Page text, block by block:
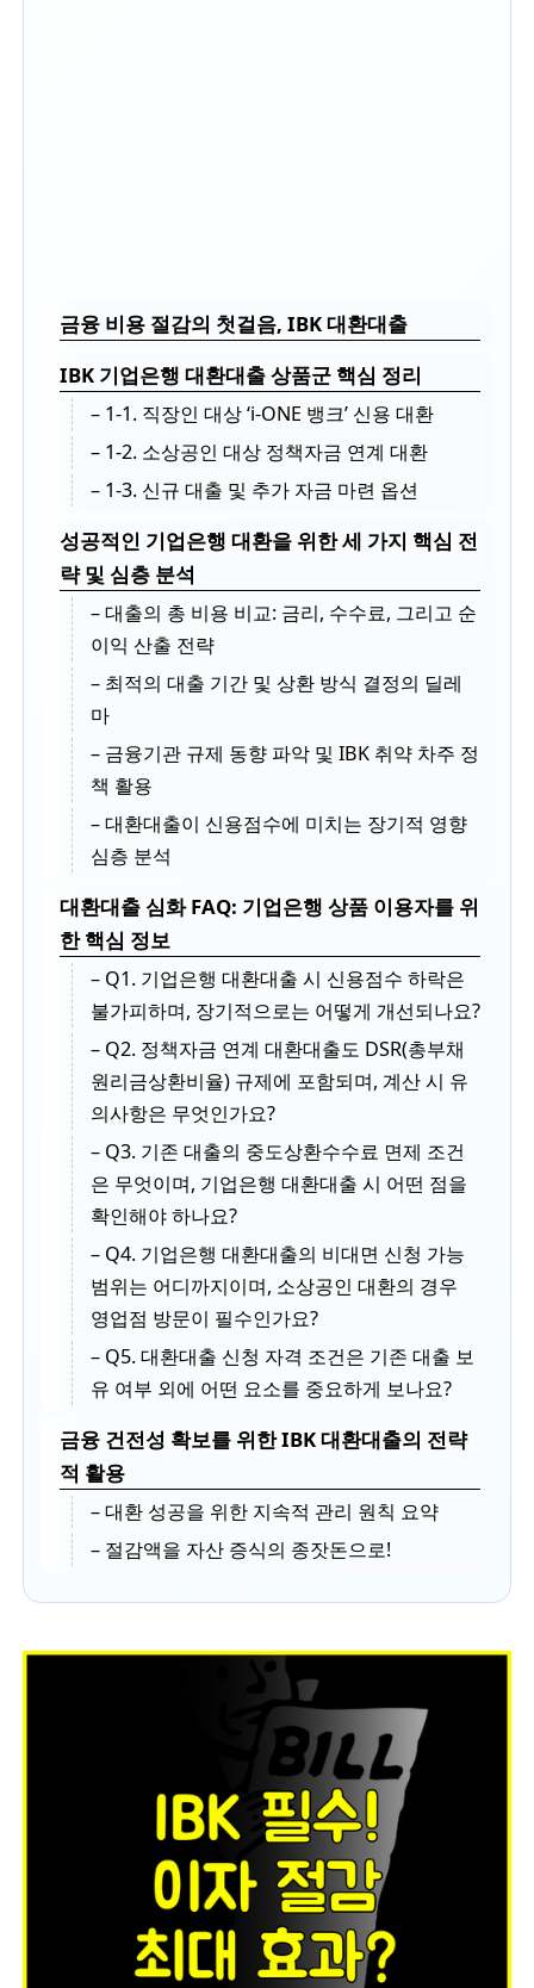
금융 비용 절감의 첫걸음, IBK 대환대출
IBK 기업은행 대환대출 상품군 핵심 정리
– 1-1. 직장인 대상 ‘i-ONE 뱅크’ 신용 대환
– 1-2. 소상공인 대상 정책자금 연계 대환
– 1-3. 신규 대출 및 추가 자금 마련 옵션
성공적인 기업은행 대환을 위한 세 가지 핵심 전
략 및 심층 분석
– 대출의 총 비용 비교: 금리, 수수료, 그리고 순
이익 산출 전략
– 최적의 대출 기간 및 상환 방식 결정의 딜레
마
– 금융기관 규제 동향 파악 및 IBK 취약 차주 정
책 활용
– 대환대출이 신용점수에 미치는 장기적 영향
심층 분석
대환대출 심화 FAQ: 기업은행 상품 이용자를 위
한 핵심 정보
– Q1. 기업은행 대환대출 시 신용점수 하락은
불가피하며, 장기적으로는 어떻게 개선되나요?
– Q2. 정책자금 연계 대환대출도 DSR(총부채
원리금상환비율) 규제에 포함되며, 계산 시 유
의사항은 무엇인가요?
– Q3. 기존 대출의 중도상환수수료 면제 조건
은 무엇이며, 기업은행 대환대출 시 어떤 점을
확인해야 하나요?
– Q4. 기업은행 대환대출의 비대면 신청 가능
범위는 어디까지이며, 소상공인 대환의 경우
영업점 방문이 필수인가요?
– Q5. 대환대출 신청 자격 조건은 기존 대출 보
유 여부 외에 어떤 요소를 중요하게 보나요?
금융 건전성 확보를 위한 IBK 대환대출의 전략
적 활용
– 대환 성공을 위한 지속적 관리 원칙 요약
– 절감액을 자산 증식의 종잣돈으로!